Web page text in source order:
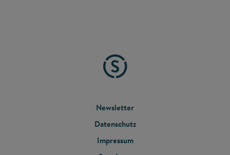
FOOTER
MENU
Newsletter
Datenschutz
Impressum